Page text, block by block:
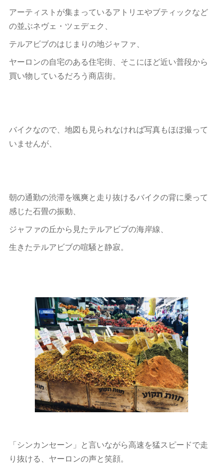
アーティストが集まっているアトリエやブティックなど
の並ぶネヴェ・ツェデェク、
テルアビブのはじまりの地ジャファ、
ヤーロンの自宅のある住宅街、そこにほど近い普段から
買い物しているだろう商店街。
バイクなので、地図も見られなければ写真もほぼ撮って
いませんが、
朝の通勤の渋滞を颯爽と走り抜けるバイクの背に乗って
感じた石畳の振動、
ジャファの丘から見たテルアビブの海岸線、
生きたテルアビブの喧騒と静寂。
「シンカンセーン」と言いながら高速を猛スピードで走
り抜ける、ヤーロンの声と笑顔。